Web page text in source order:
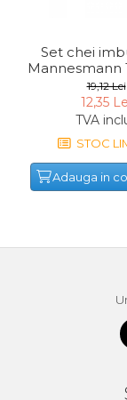
Set chei
Mannesmann
- T40, 8
19,12 Lei
12,35
TVA
STOC
Adauga in